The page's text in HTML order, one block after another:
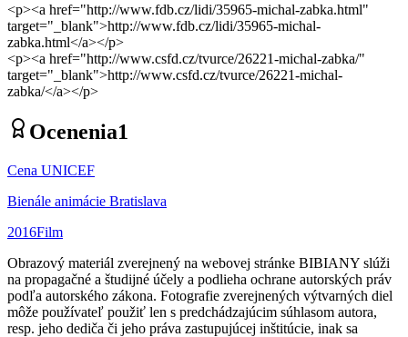
<p><a href="http://www.fdb.cz/lidi/35965-michal-zabka.html"
target="_blank">http://www.fdb.cz/lidi/35965-michal-
zabka.html</a></p>
<p><a href="http://www.csfd.cz/tvurce/26221-michal-zabka/"
target="_blank">http://www.csfd.cz/tvurce/26221-michal-
zabka/</a></p>
Ocenenia1
Cena UNICEF
Bienále animácie Bratislava
2016Film
Obrazový materiál zverejnený na webovej stránke BIBIANY slúži
na propagačné a študijné účely a podlieha ochrane autorských práv
podľa autorského zákona. Fotografie zverejnených výtvarných diel
môže používateľ použiť len s predchádzajúcim súhlasom autora,
resp. jeho dediča či jeho práva zastupujúcej inštitúcie, inak sa